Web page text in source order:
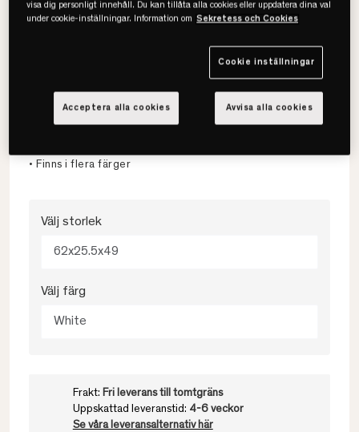
Minnie Mae Wood Brickbord
• Finns i flera färger
Välj storlek
62x25.5x49
Välj färg
White
Frakt: Fri leverans till tomtgräns
Uppskattad leveranstid: 4-6 veckor
Se våra leveransalternativ här
visa dig personligt innehåll. Du kan tillåta alla cookies eller uppdatera dina val
under cookie-inställningar. Information om Sekretess och Cookies
Cookie inställningar
Avvisa alla cookies
Acceptera alla cookies